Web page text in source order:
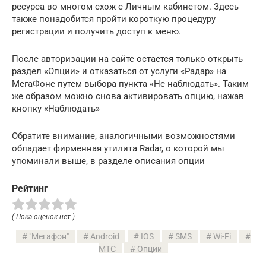
ресурса во многом схож с Личным кабинетом. Здесь
также понадобится пройти короткую процедуру
регистрации и получить доступ к меню.
После авторизации на сайте остается только открыть
раздел «Опции» и отказаться от услуги «Радар» на
МегаФоне путем выбора пункта «Не наблюдать». Таким
же образом можно снова активировать опцию, нажав
кнопку «Наблюдать»
Обратите внимание, аналогичными возможностями
обладает фирменная утилита Radar, о которой мы
упоминали выше, в разделе описания опции
Рейтинг
( Пока оценок нет )
"Мегафон" Android IOS SMS
Wi-Fi
МТС
Опции